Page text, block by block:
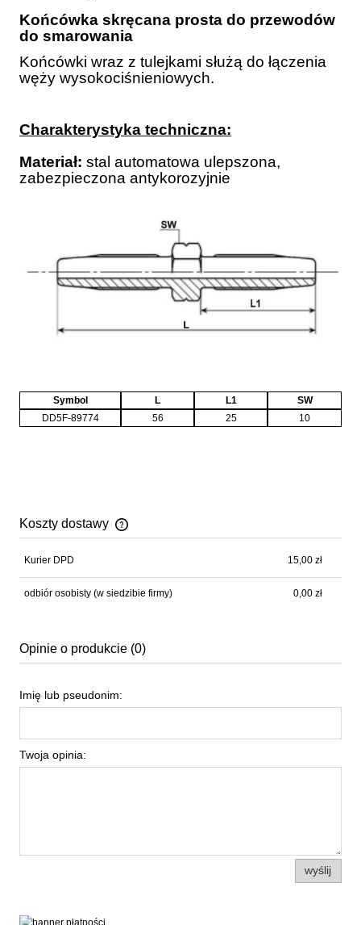
Końcówka skręcana prosta do przewodów
do smarowania
Końcówki wraz z tulejkami służą do łączenia
węży wysokociśnieniowych.
Charakterystyka techniczna:
Materiał: stal automatowa ulepszona,
zabezpieczona antykorozyjnie
Symbol L L1
SW
DD5F-89774
56 25 10
Koszty dostawy
Cena nie zawiera ewentualnych kosztów płatności
Kurier DPD 15,00 zł
odbiór osobisty (w siedzibie firmy) 0,00 zł
Opinie o produkcie (0)
Imię lub pseudonim:
Twoja opinia:
wyślij